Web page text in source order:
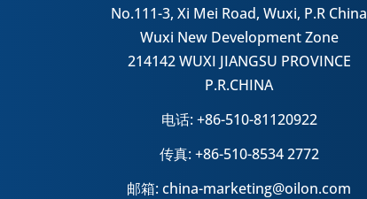
No.111-3, Xi Mei Road, Wuxi, P.R China
Wuxi New Development Zone
214142 WUXI JIANGSU PROVINCE
P.R.CHINA
电话: +86-510-81120922
传真: +86-510-8534 2772
邮箱: china-marketing@oilon.com